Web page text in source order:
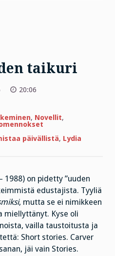
taikuri
20:06
, Novellit,
päivällistä, Lydia
1988) on pidetty ”uuden
edustajista. Tyyliä
, mutta se ei nimikkeen
Kyse oli
vailla taustoitusta ja
Short stories. Carver
jäi vain Stories.